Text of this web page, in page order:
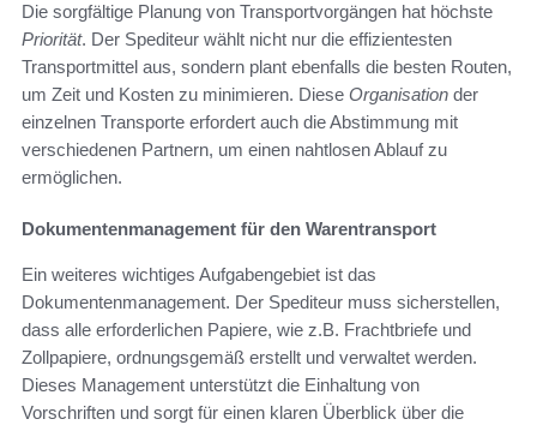
Die sorgfältige Planung von Transportvorgängen hat höchste
Priorität. Der Spediteur wählt nicht nur die effizientesten
Transportmittel aus, sondern plant ebenfalls die besten Routen,
um Zeit und Kosten zu minimieren. Diese Organisation der
einzelnen Transporte erfordert auch die Abstimmung mit
verschiedenen Partnern, um einen nahtlosen Ablauf zu
ermöglichen.
Dokumentenmanagement für den Warentransport
Ein weiteres wichtiges Aufgabengebiet ist das
Dokumentenmanagement. Der Spediteur muss sicherstellen,
dass alle erforderlichen Papiere, wie z.B. Frachtbriefe und
Zollpapiere, ordnungsgemäß erstellt und verwaltet werden.
Dieses Management unterstützt die Einhaltung von
Vorschriften und sorgt für einen klaren Überblick über die